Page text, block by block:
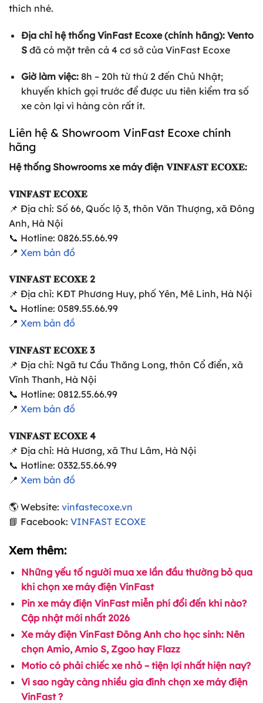
thích nhé.
Địa chỉ hệ thống VinFast Ecoxe (chính hãng): Vento
Sđã có mặt trên cả 4 cơ sở của VinFast Ecoxe
Giờ làm việc:8h – 20h từ thứ 2 đến Chủ Nhật;
khuyến khích gọi trước để được ưu tiên kiểm tra số
xe còn lại vì hàng còn rất ít.
Liên hệ & Showroom VinFast Ecoxe chính
hãng
Hệ thống Showrooms xe máy điện 𝐕𝐈𝐍𝐅𝐀𝐒𝐓 𝐄𝐂𝐎𝐗𝐄:
𝐕𝐈𝐍𝐅𝐀𝐒𝐓 𝐄𝐂𝐎𝐗𝐄
📌 Địa chỉ: Số 66, Quốc lộ 3, thôn Văn Thượng, xã Đông
Anh, Hà Nội
📞 Hotline: 0826.55.66.99
📍 Xem bản đồ
𝐕𝐈𝐍𝐅𝐀𝐒𝐓 𝐄𝐂𝐎𝐗𝐄 2
📌 Địa chỉ: KĐT Phương Huy, phố Yên, Mê Linh, Hà Nội
📞 Hotline: 0589.55.66.99
📍 Xem bản đồ
𝐕𝐈𝐍𝐅𝐀𝐒𝐓 𝐄𝐂𝐎𝐗𝐄 3
📌 Địa chỉ: Ngã tư Cầu Thăng Long, thôn Cổ điển, xã
Vĩnh Thanh, Hà Nội
📞 Hotline: 0812.55.66.99
📍 Xem bản đồ
𝐕𝐈𝐍𝐅𝐀𝐒𝐓 𝐄𝐂𝐎𝐗𝐄 4
📌 Địa chỉ: Hà Hương, xã Thư Lâm, Hà Nội
📞 Hotline: 0332.55.66.99
📍 Xem bản đồ
🌎 Website: vinfastecoxe.vn
📘 Facebook: VINFAST ECOXE
Xem thêm:
Những yếu tố người mua xe lần đầu thường bỏ qua
khi chọn xe máy điện VinFast
Pin xe máy điện VinFast miễn phí đổi đến khi nào?
Cập nhật mới nhất 2026
Xe máy điện VinFast Đông Anh cho học sinh: Nên
chọn Amio, Amio S, Zgoo hay Flazz
Motio có phải chiếc xe nhỏ – tiện lợi nhất hiện nay?
Vì sao ngày càng nhiều gia đình chọn xe máy điện
VinFast ?